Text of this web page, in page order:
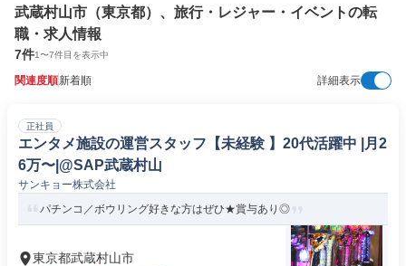
武蔵村山市（東京都）、旅行・レジャー・イベントの転
職・求人情報
7件1〜7件目を表示中
関連度順新着順 詳細表示
正社員
エンタメ施設の運営スタッフ【未経験 】20代活躍中 |月2
6万〜|@SAP武蔵村山
サンキョー株式会社
パチンコ／ボウリング好きな方はぜひ★賞与あり◎
東京都武蔵村山市